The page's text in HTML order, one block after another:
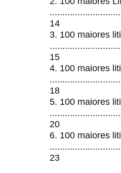
14
3. 100 maiores
15
4. 100 maiores
18
5. 100 maiores
20
6. 100 maiores
23